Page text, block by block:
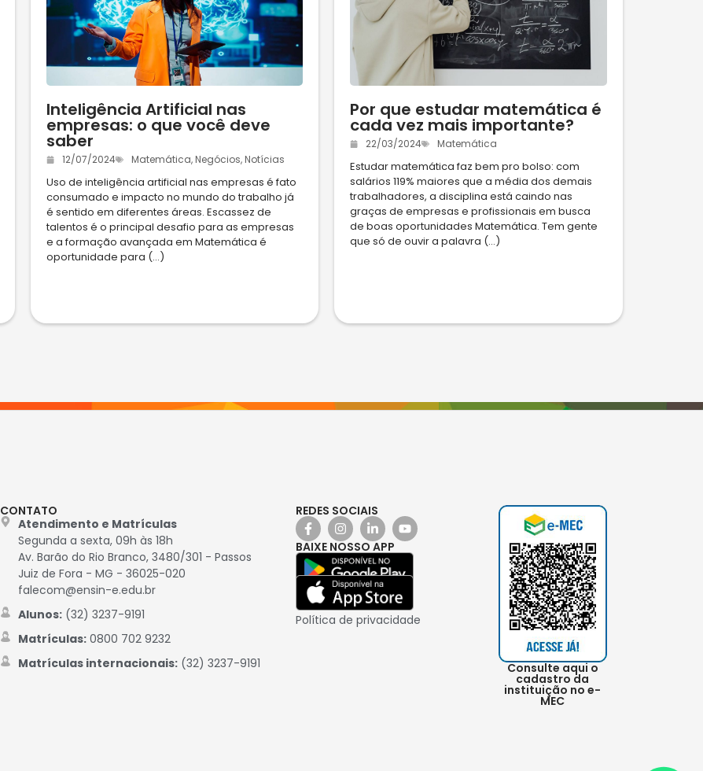
Inteligência Artificial nas
empresas: o que você deve
saber
12/07/2024 Matemática, Negócios, Notícias
Uso de inteligência artificial nas empresas é fato
consumado e impacto no mundo do trabalho já
é sentido em diferentes áreas. Escassez de
talentos é o principal desafio para as empresas
e a formação avançada em Matemática é
oportunidade para (...)
Por que estudar matemática é
cada vez mais importante?
22/03/2024 Matemática
Estudar matemática faz bem pro bolso: com
salários 119% maiores que a média dos demais
trabalhadores, a disciplina está caindo nas
graças de empresas e profissionais em busca
de boas oportunidades Matemática. Tem gente
que só de ouvir a palavra (...)
CONTATO
Atendimento e Matrículas
Segunda a sexta, 09h às 18h
Av. Barão do Rio Branco, 3480/301 - Passos
Juiz de Fora - MG - 36025-020
falecom@ensin-e.edu.br
Alunos:(32) 3237-9191
Matrículas:0800 702 9232
Matrículas internacionais:(32) 3237-9191
REDES SOCIAIS
BAIXE NOSSO APP
Política de privacidade
Consulte aqui o
cadastro da
instituição no e-
MEC